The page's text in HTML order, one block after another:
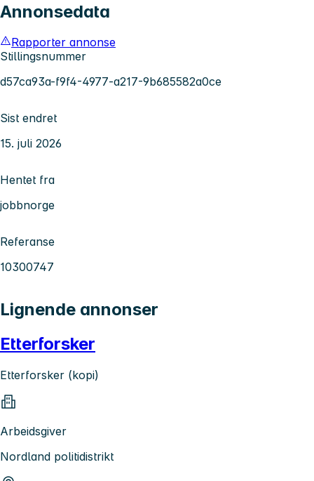
Annonsedata
Rapporter annonse
Stillingsnummer
d57ca93a-f9f4-4977-a217-9b685582a0ce
Sist endret
15. juli 2026
Hentet fra
jobbnorge
Referanse
10300747
Lignende annonser
Etterforsker
Etterforsker (kopi)
Arbeidsgiver
Nordland politidistrikt